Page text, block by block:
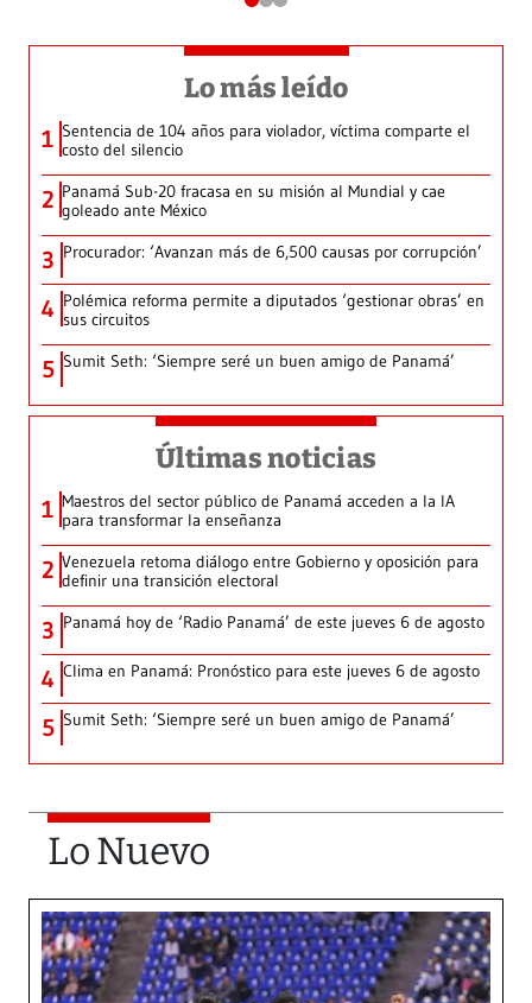
Lo más leído
1 Sentencia de 104 años para violador, víctima comparte el
costo del silencio
2 Panamá Sub-20 fracasa en su misión al Mundial y cae
goleado ante México
3 Procurador: ‘Avanzan más de 6,500 causas por corrupción’
4 Polémica reforma permite a diputados ‘gestionar obras’ en
sus circuitos
5 Sumit Seth: ‘Siempre seré un buen amigo de Panamá’
Últimas noticias
1 Maestros del sector público de Panamá acceden a la IA
para transformar la enseñanza
2 Venezuela retoma diálogo entre Gobierno y oposición para
definir una transición electoral
3 Panamá hoy de ‘Radio Panamá’ de este jueves 6 de agosto
4 Clima en Panamá: Pronóstico para este jueves 6 de agosto
5 Sumit Seth: ‘Siempre seré un buen amigo de Panamá’
Lo Nuevo